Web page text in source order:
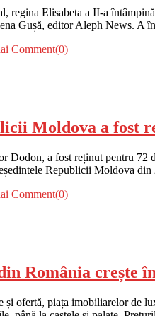
regina Elisabeta a II-a
Gușă, editor Aleph News.
Comment(0)
Moldova a fost
Dodon, a fost reținut pentru 72
Republicii Moldova
Comment(0)
România crește
și ofertă, piața imobiliarelor de